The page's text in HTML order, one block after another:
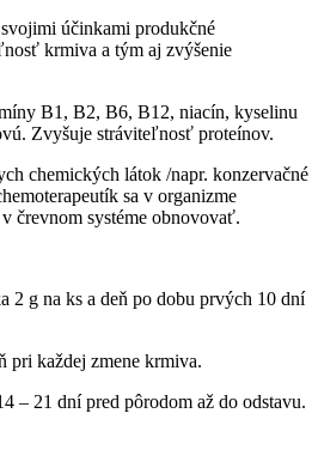
účinkami produkčné
krmiva a tým aj zvýšenie
B1, B2, B6, B12, niacín, kyselinu
Zvyšuje stráviteľnosť proteínov.
chemických látok /napr. konzervačné
sa v organizme
črevnom systéme obnovovať.
2 g na ks a deň po dobu prvých 10 dní
pri každej zmene krmiva.
– 21 dní pred pôrodom až do odstavu.